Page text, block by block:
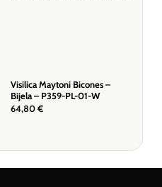
Visilica Maytoni Bicones –
Bijela – P359-PL-01-W
64,80 €